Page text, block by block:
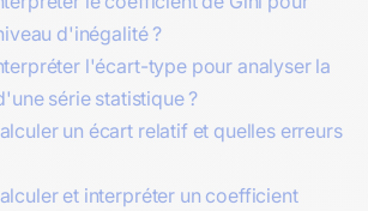
d'inégalité ?
l'écart-type pour analyser la
série statistique ?
un écart relatif et quelles erreurs
et interpréter un coefficient